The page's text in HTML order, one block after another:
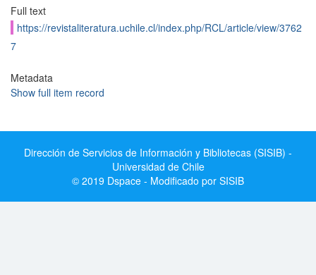
Full text
https://revistaliteratura.uchile.cl/index.php/RCL/article/view/3762
7
Metadata
Show full item record
Dirección de Servicios de Información y Bibliotecas (SISIB) -
Universidad de Chile
© 2019 Dspace - Modificado por SISIB